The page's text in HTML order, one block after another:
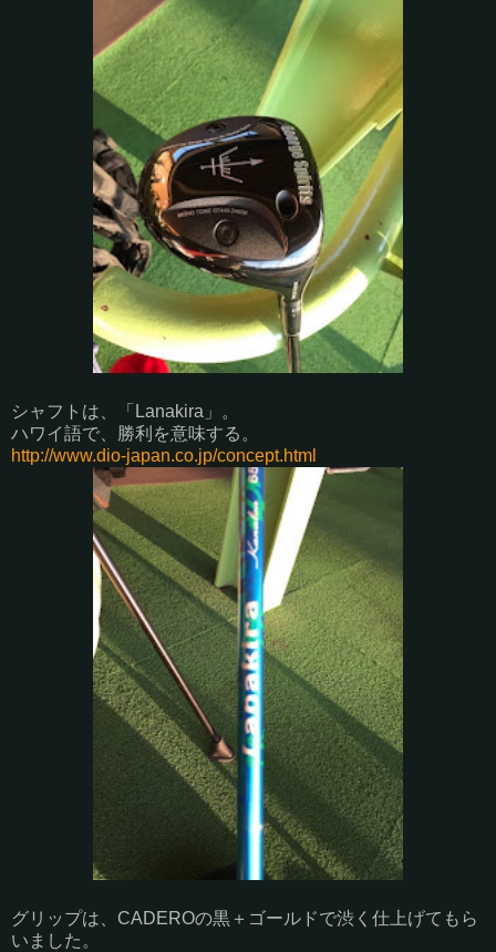
シャフトは、「Lanakira」。
ハワイ語で、勝利を意味する。
http://www.dio-japan.co.jp/concept.html
グリップは、CADEROの黒＋ゴールドで渋く仕上げてもら
いました。